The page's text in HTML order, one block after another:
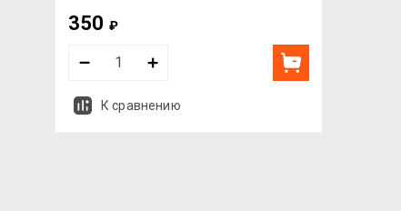
350 ₽
К сравнению